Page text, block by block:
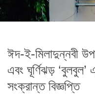
ঈদ-ই-মিলাদুন্নবী
এবং ঘূর্ণিঝড়
সংক্রান্ত বিজ্ঞপ্তি